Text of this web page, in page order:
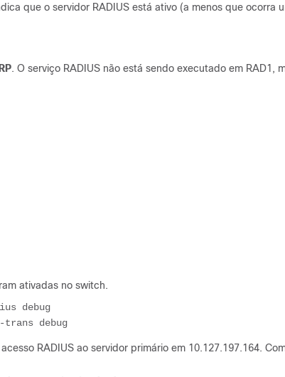
que o servidor RADIUS está ativo (a menos que ocorra
. O serviço RADIUS não está sendo executado em RAD1,
ativadas no switch.
debug
debug
RADIUS ao servidor primário em 10.127.197.164.